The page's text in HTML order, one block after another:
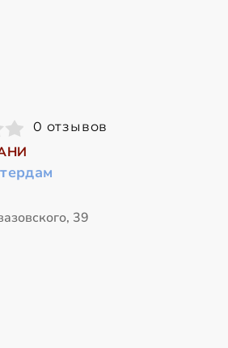
0 отзывов
39